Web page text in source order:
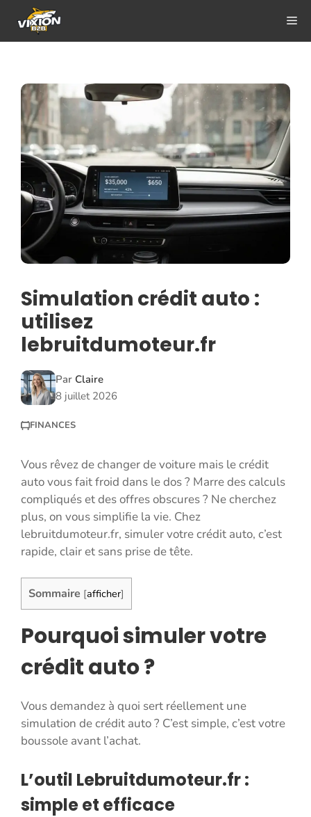
contenu
Simulation crédit auto :
utilisez
lebruitdumoteur.fr
Par Claire
8 juillet 2026
FINANCES
Vous rêvez de changer de voiture mais le crédit
auto vous fait froid dans le dos ? Marre des calculs
compliqués et des offres obscures ? Ne cherchez
plus, on vous simplifie la vie. Chez
lebruitdumoteur.fr, simuler votre crédit auto, c’est
rapide, clair et sans prise de tête.
Sommaire [afficher]
Pourquoi simuler votre
crédit auto ?
Vous demandez à quoi sert réellement une
simulation de crédit auto ? C’est simple, c’est votre
boussole avant l’achat.
L’outil Lebruitdumoteur.fr :
simple et efficace